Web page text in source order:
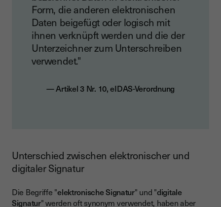
Form, die anderen elektronischen
Daten beigefügt oder logisch mit
ihnen verknüpft werden und die der
Unterzeichner zum Unterschreiben
verwendet."
— Artikel 3 Nr. 10, eIDAS-Verordnung
Unterschied zwischen elektronischer und
digitaler Signatur
Die Begriffe "elektronische Signatur" und "digitale
Signatur" werden oft synonym verwendet, haben aber